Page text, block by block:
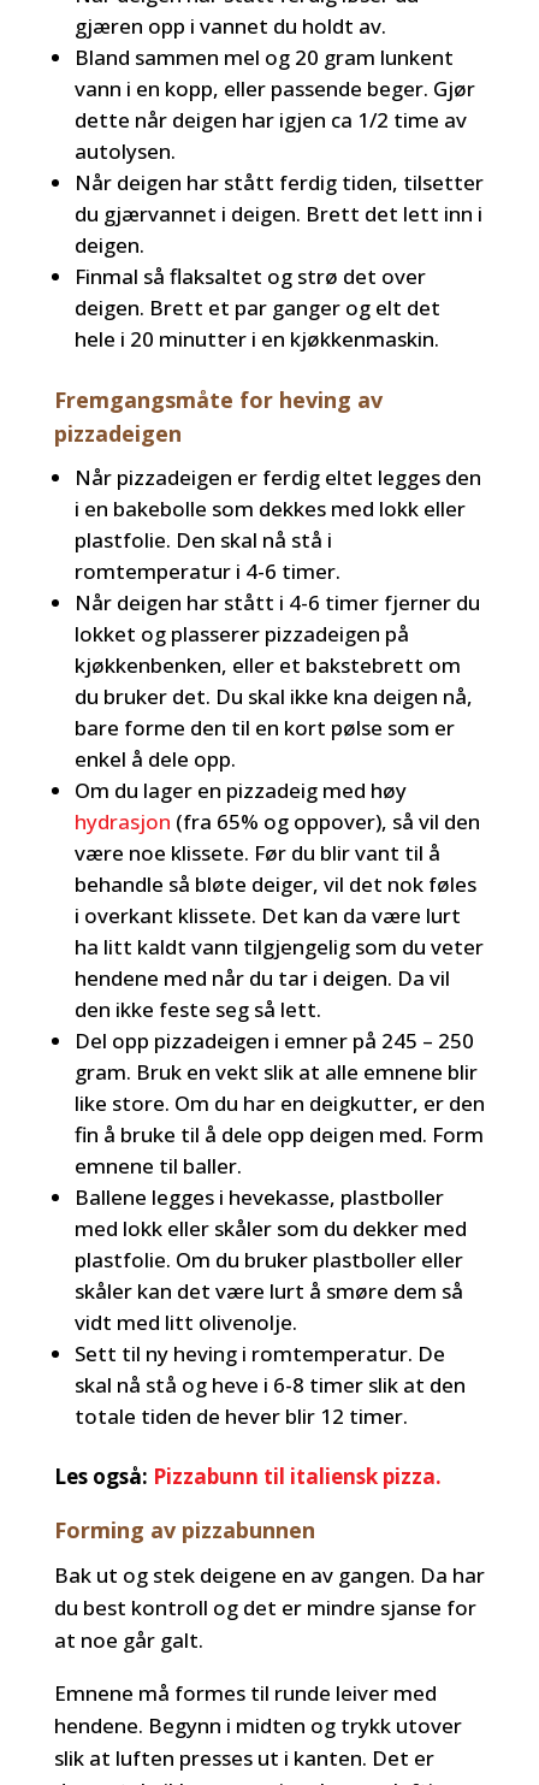
gjæren opp i vannet du holdt av.
Bland sammen mel og 20 gram lunkent
vann i en kopp, eller passende beger. Gjør
dette når deigen har igjen ca 1/2 time av
autolysen.
Når deigen har stått ferdig tiden, tilsetter
du gjærvannet i deigen. Brett det lett inn i
deigen.
Finmal så flaksaltet og strø det over
deigen. Brett et par ganger og elt det
hele i 20 minutter i en kjøkkenmaskin.
Fremgangsmåte for heving av
pizzadeigen
Når pizzadeigen er ferdig eltet legges den
i en bakebolle som dekkes med lokk eller
plastfolie. Den skal nå stå i
romtemperatur i 4-6 timer.
Når deigen har stått i 4-6 timer fjerner du
lokket og plasserer pizzadeigen på
kjøkkenbenken, eller et bakstebrett om
du bruker det. Du skal ikke kna deigen nå,
bare forme den til en kort pølse som er
enkel å dele opp.
Om du lager en pizzadeig med høy
hydrasjon (fra 65% og oppover), så vil den
være noe klissete. Før du blir vant til å
behandle så bløte deiger, vil det nok føles
i overkant klissete. Det kan da være lurt
ha litt kaldt vann tilgjengelig som du veter
hendene med når du tar i deigen. Da vil
den ikke feste seg så lett.
Del opp pizzadeigen i emner på 245 – 250
gram. Bruk en vekt slik at alle emnene blir
like store. Om du har en deigkutter, er den
fin å bruke til å dele opp deigen med. Form
emnene til baller.
Ballene legges i hevekasse, plastboller
med lokk eller skåler som du dekker med
plastfolie. Om du bruker plastboller eller
skåler kan det være lurt å smøre dem så
vidt med litt olivenolje.
Sett til ny heving i romtemperatur. De
skal nå stå og heve i 6-8 timer slik at den
totale tiden de hever blir 12 timer.
Les også: Pizzabunn til italiensk pizza.
Forming av pizzabunnen
Bak ut og stek deigene en av gangen. Da har
du best kontroll og det er mindre sjanse for
at noe går galt.
Emnene må formes til runde leiver med
hendene. Begynn i midten og trykk utover
slik at luften presses ut i kanten. Det er